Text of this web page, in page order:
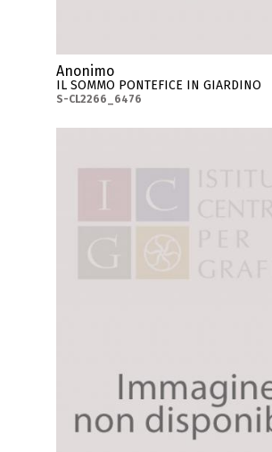
Anonimo
IL SOMMO PONTEFICE IN GIARDINO
S-CL2266_6476